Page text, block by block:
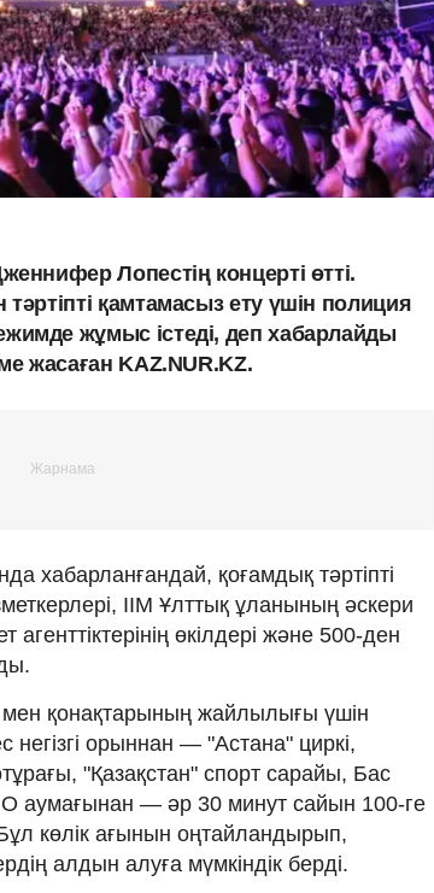
Лопестің концерті өтті.
тәртіпті қамтамасыз ету үшін полиция
жұмыс істеді, деп хабарлайды
жасаған KAZ.NUR.KZ.
хабарланғандай, қоғамдық тәртіпті
ІІМ Ұлттық ұланының әскери
агенттіктерінің өкілдері және 500-ден
мен қонақтарының жайлылығы үшін
орыннан — "Астана" циркі,
"Қазақстан" спорт сарайы, Бас
аумағынан — әр 30 минут сайын 100-ге
көлік ағынын оңтайландырып,
алдын алуға мүмкіндік берді.